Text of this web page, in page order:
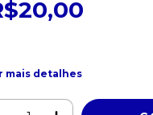
mais detalhes